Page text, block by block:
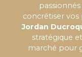
concrétiser vos
Jordan
stratégique
marché pour